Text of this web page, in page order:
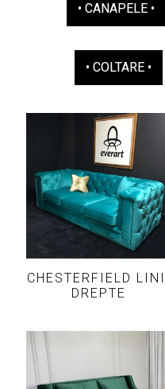
• CANAPELE •
• COLTARE •
CHESTERFIELD LINII
DREPTE